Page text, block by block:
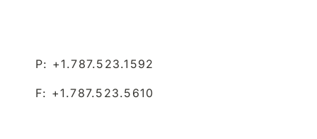
P: +1.787.523.1592
F: +1.787.523.5610